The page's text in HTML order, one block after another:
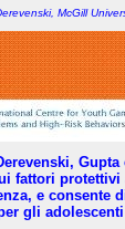
McGill
fattori protettivi
e consente
gli